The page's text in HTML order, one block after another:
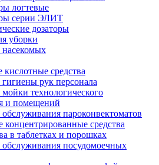
логтевые
серии ЭЛИТ
дозаторы
уборки
средства
гигиены рук персонала
мойки технологического
и помещений
обслуживания пароконвектоматов
средства
в таблетках и порошках
обслуживания посудомоечных